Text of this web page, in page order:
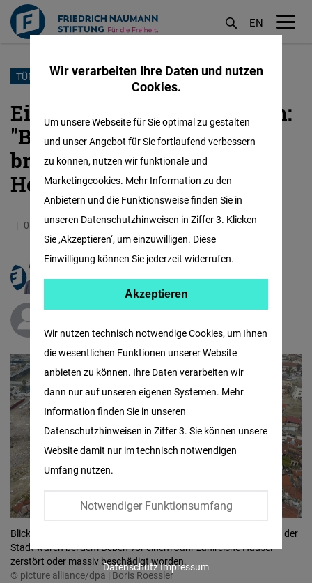
Direkt
Inhalt
EN
TÜRKEI
Ein Jahr nach dem Erdbeben:
"Bei solchen Katastrophen
brauchen die Menschen
Hoffnung"
06.02.2024 5.8 Minuten Türkei Englisch
Beate Apelt
Blick auf Häuserruinen in der Altstadt von Antakya. Im Zentrum der
Stadt waren bei dem Beben vor einem Jahr zahlreiche Häuser
zerstört oder massiv beschädigt worden.
© picture alliance/dpa | Boris Roessler
Wir verarbeiten Ihre Daten und nutzen
Cookies.
Wir nutzen technisch notwendige Cookies, um Ihnen
die wesentlichen Funktionen unserer Website
anbieten zu können. Ihre Daten verarbeiten wir
dann nur auf unseren eigenen Systemen. Mehr
Information finden Sie in unseren
Datenschutzhinweisen in Ziffer 3. Sie können unsere
Website damit nur im technisch notwendigen
Umfang nutzen.
Notwendiger Funktionsumfang
Um unsere Webseite für Sie optimal zu gestalten
und unser Angebot für Sie fortlaufend verbessern
zu können, nutzen wir funktionale und
Marketingcookies. Mehr Information zu den
Anbietern und die Funktionsweise finden Sie in
unseren Datenschutzhinweisen in Ziffer 3. Klicken
Sie ‚Akzeptieren‘, um einzuwilligen. Diese
Einwilligung können Sie jederzeit widerrufen.
Facebook
Embed
Twitter
Embed
Instagram
Embed
Akzeptieren
DatenschutzImpressum